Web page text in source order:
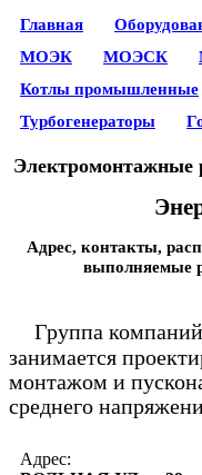
Главная
МОЭК
МОЭСК
Котлы промышленные
Турбогенераторы
Электромонтажные
Адрес, контакты,
выполняемые
Группа компаний
занимается
монтажом и
среднего
Адрес: